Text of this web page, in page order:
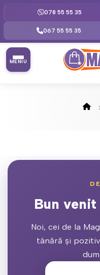
078 55 55 35
067 55 55 35
MENIU
Bun
Noi, cei de la
tânără și